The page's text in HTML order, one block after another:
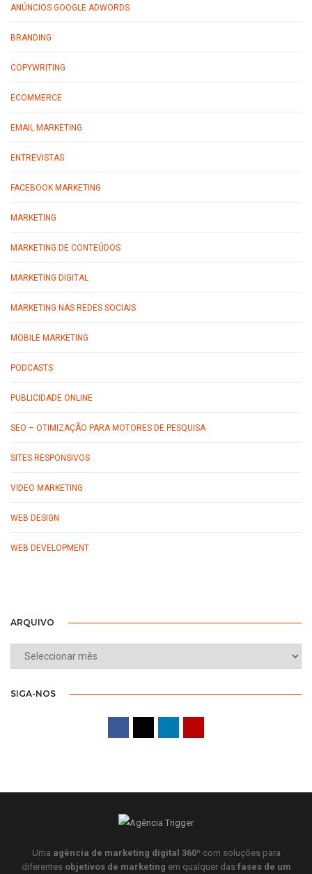
ANÚNCIOS GOOGLE ADWORDS
BRANDING
COPYWRITING
ECOMMERCE
EMAIL MARKETING
ENTREVISTAS
FACEBOOK MARKETING
MARKETING
MARKETING DE CONTEÚDOS
MARKETING DIGITAL
MARKETING NAS REDES SOCIAIS
MOBILE MARKETING
PODCASTS
PUBLICIDADE ONLINE
SEO – OTIMIZAÇÃO PARA MOTORES DE PESQUISA
SITES RESPONSIVOS
VIDEO MARKETING
WEB DESIGN
WEB DEVELOPMENT
ARQUIVO
ARQUIVO
SIGA-NOS
Uma agência de marketing digital 360º com soluções para
diferentes objetivos de marketing em qualquer das fases de um